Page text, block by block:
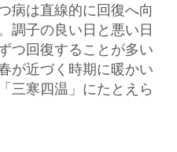
病は直線的に回復へ向
調子の良い日と悪い日
つ回復することが多い
が近づく時期に暖かい
三寒四温」にたとえら